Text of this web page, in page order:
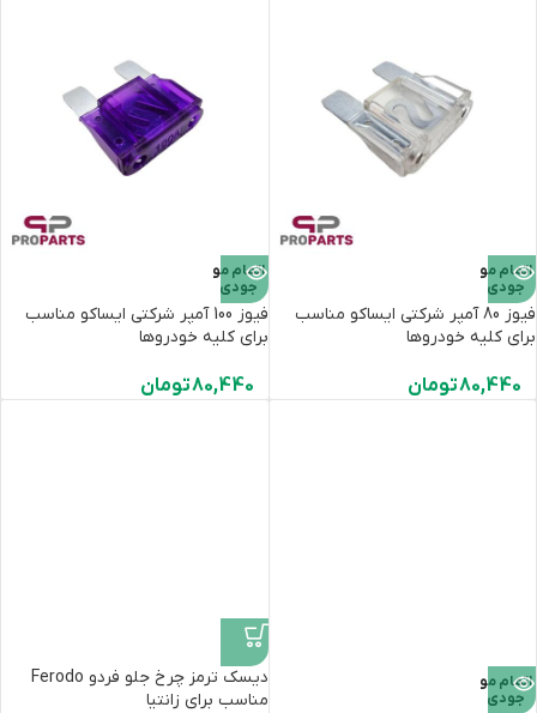
اتمام مو
جودی
فیوز 80 آمپر شرکتی ایساکو مناسب
برای کلیه خودروها
80,440تومان
اتمام مو
جودی
فیوز 100 آمپر شرکتی ایساکو مناسب
برای کلیه خودروها
80,440تومان
اتمام مو
جودی
دیسک ترمز چرخ جلو فردو Ferodo
مناسب برای زانتیا